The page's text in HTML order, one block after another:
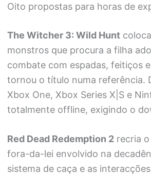
Oito propostas para horas de
The Witcher 3: Wild Hunt
monstros que procura a filha
combate com espadas, feitiços
tornou o título numa referência.
Xbox One, Xbox Series X|S e
totalmente offline, exigindo o
Red Dead Redemption 2 recria
fora-da-lei envolvido na
sistema de caça e as